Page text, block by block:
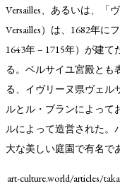
Versailles、あるいは、「
Versailles）は、1682年に
1643年 – 1715年）が建
る。ベルサイユ宮殿とも
る、イヴリーヌ県ヴェル
ルとル・ブランによって
ルによって造営された。
大な美しい庭園で有名で
art-culture.world/articles/